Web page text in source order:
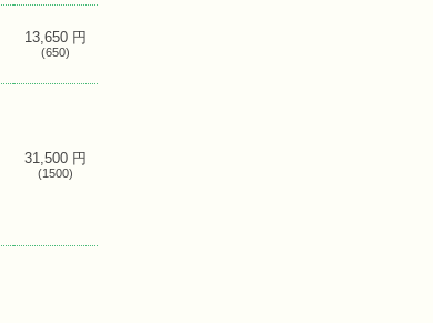
13,650 円
(650)
31,500 円
(1500)